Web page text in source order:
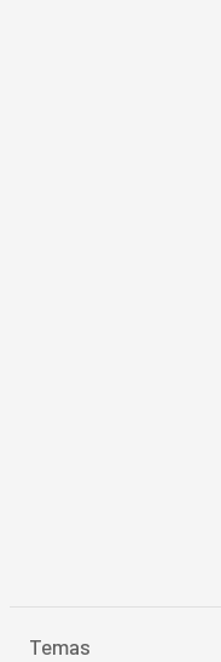
Temas